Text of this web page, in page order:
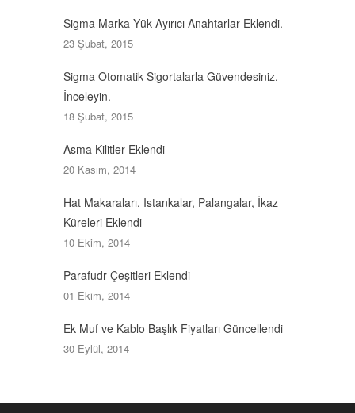
Sigma Marka Yük Ayırıcı Anahtarlar Eklendi.
23 Şubat, 2015
Sigma Otomatik Sigortalarla Güvendesiniz.
İnceleyin.
18 Şubat, 2015
Asma Kilitler Eklendi
20 Kasım, 2014
Hat Makaraları, Istankalar, Palangalar, İkaz
Küreleri Eklendi
10 Ekim, 2014
Parafudr Çeşitleri Eklendi
01 Ekim, 2014
Ek Muf ve Kablo Başlık Fiyatları Güncellendi
30 Eylül, 2014